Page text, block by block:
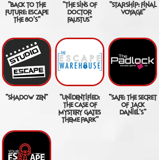
"back to the
future: escape
the 80's"
"the sins of
doctor
faustus"
"starship: final
voyage"
"shadow zen"
"unidentified:
the case of
mystery gates
theme park"
"safe: the secret
of jack
daniel's"